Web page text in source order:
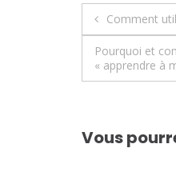
de
l’article
Comment
Pourquoi et
« apprendre à
Vous